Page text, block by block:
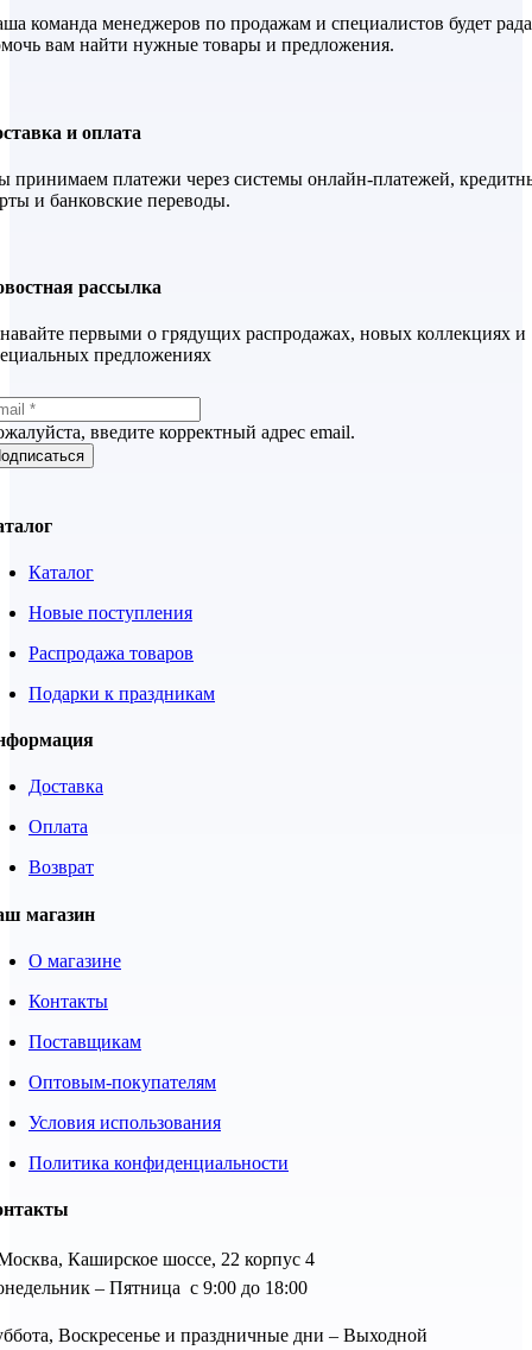
команда менеджеров по продажам и специалистов будет рада
вам найти нужные товары и предложения.
и оплата
принимаем платежи через системы онлайн-платежей,
и банковские переводы.
рассылка
первыми о грядущих распродажах, новых коллекциях и
предложениях
введите корректный адрес email.
Каталог
Новые поступления
Распродажа товаров
Подарки к праздникам
Доставка
Оплата
Возврат
магазин
О магазине
Контакты
Поставщикам
Оптовым-покупателям
Условия использования
Политика конфиденциальности
Каширское шоссе, 22 корпус 4
– Пятница с 9:00 до 18:00
Воскресенье и праздничные дни – Выходной